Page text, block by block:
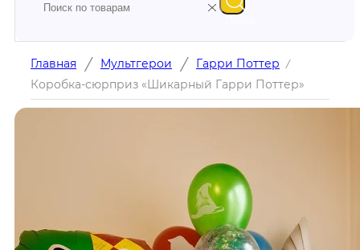
Главная / Мультгерои / Гарри Поттер /
Коробка-сюрприз «Шикарный Гарри Поттер»